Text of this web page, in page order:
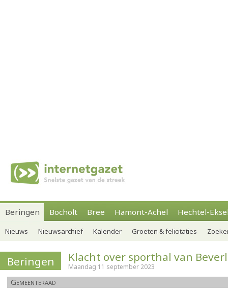
Beringen Bocholt Bree Hamont-Achel Hechtel-
Nieuws Nieuwsarchief Kalender Groeten & felicitaties
Beringen Klacht over sporthal van
Maandag 11 september 2023
Gemeenteraad